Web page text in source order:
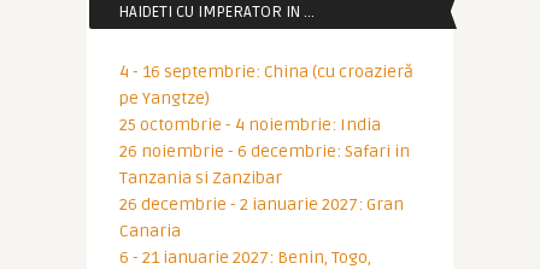
HAIDETI CU IMPERATOR IN …
4 - 16 septembrie: China (cu croazieră
pe Yangtze)
25 octombrie - 4 noiembrie: India
26 noiembrie - 6 decembrie: Safari in
Tanzania si Zanzibar
26 decembrie - 2 ianuarie 2027: Gran
Canaria
6 - 21 ianuarie 2027: Benin, Togo,